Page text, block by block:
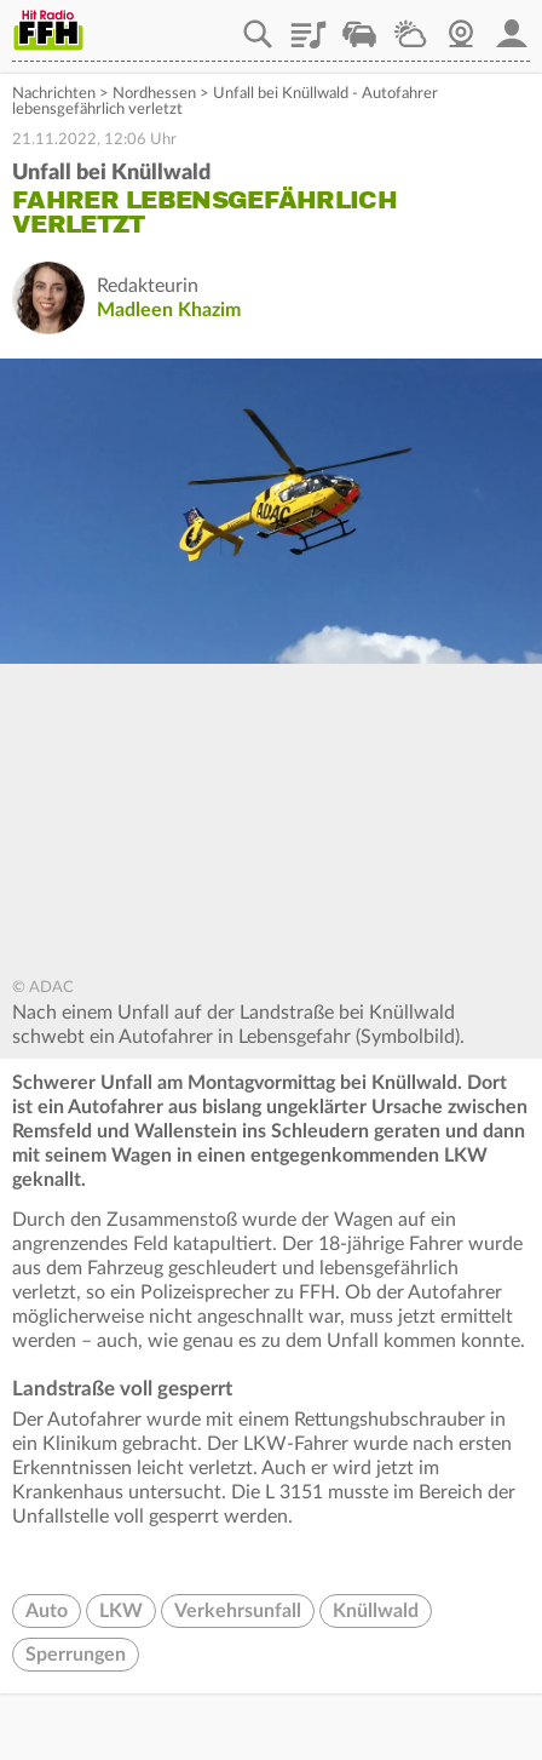
PlaylistStaupilotWetterWebcam
Nachrichten > Nordhessen > Unfall bei Knüllwald - Autofahrer
lebensgefährlich verletzt
21.11.2022, 12:06 Uhr
Unfall bei Knüllwald
FAHRER LEBENSGEFÄHRLICH
VERLETZT
Redakteurin
Madleen Khazim
© ADAC
Nach einem Unfall auf der Landstraße bei Knüllwald
schwebt ein Autofahrer in Lebensgefahr (Symbolbild).
Schwerer Unfall am Montagvormittag bei Knüllwald. Dort
ist ein Autofahrer aus bislang ungeklärter Ursache zwischen
Remsfeld und Wallenstein ins Schleudern geraten und dann
mit seinem Wagen in einen entgegenkommenden LKW
geknallt.
Durch den Zusammenstoß wurde der Wagen auf ein
angrenzendes Feld katapultiert. Der 18-jährige Fahrer wurde
aus dem Fahrzeug geschleudert und lebensgefährlich
verletzt, so ein Polizeisprecher zu FFH. Ob der Autofahrer
möglicherweise nicht angeschnallt war, muss jetzt ermittelt
werden – auch, wie genau es zu dem Unfall kommen konnte.
Landstraße voll gesperrt
Der Autofahrer wurde mit einem Rettungshubschrauber in
ein Klinikum gebracht. Der LKW-Fahrer wurde nach ersten
Erkenntnissen leicht verletzt. Auch er wird jetzt im
Krankenhaus untersucht. Die L 3151 musste im Bereich der
Unfallstelle voll gesperrt werden.
Auto LKW Verkehrsunfall Knüllwald
Sperrungen